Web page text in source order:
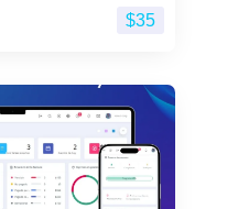
$35